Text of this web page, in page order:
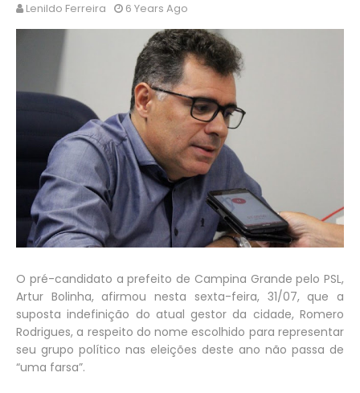
Lenildo Ferreira 6 Years Ago
O pré-candidato a prefeito de Campina Grande pelo PSL,
Artur Bolinha, afirmou nesta sexta-feira, 31/07, que a
suposta indefinição do atual gestor da cidade, Romero
Rodrigues, a respeito do nome escolhido para representar
seu grupo político nas eleições deste ano não passa de
“uma farsa”.